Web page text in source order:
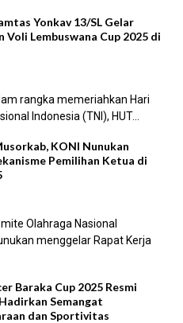
Yonkav 13/SL Gelar
Voli Lembuswana Cup 2025 di
rangka memeriahkan Hari
Indonesia (TNI), HUT...
KONI Nunukan
Pemilihan Ketua di
Olahraga Nasional
menggelar Rapat Kerja
Baraka Cup 2025 Resmi
Semangat
dan Sportivitas